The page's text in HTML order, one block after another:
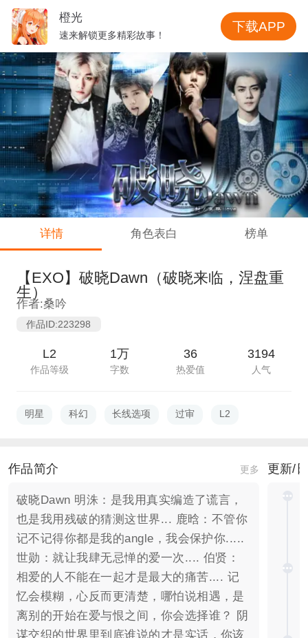
详情 角色表白 榜单
【EXO】破晓Dawn（破晓来临，涅盘重
生）
作者:桑吟
作品ID:223298
L2
作品等级
1万
字数
36
热爱值
3194
人气
明星 科幻 长线选项 过审 L2
作品简介 更多
破晓Dawn 明洙：是我用真实编造了谎言，
也是我用残破的猜测这世界... 鹿晗：不管你
记不记得你都是我的angle，我会保护你.....
世勋：就让我肆无忌惮的爱一次.... 伯贤：
相爱的人不能在一起才是最大的痛苦.... 记
忆会模糊，心反而更清楚，哪怕说相遇，是
离别的开始在爱与恨之间，你会选择谁？ 阴
谋交织的世界里到底谁说的才是实话，你该
更新/
橙光
速来解锁更多精彩故事！
下载APP